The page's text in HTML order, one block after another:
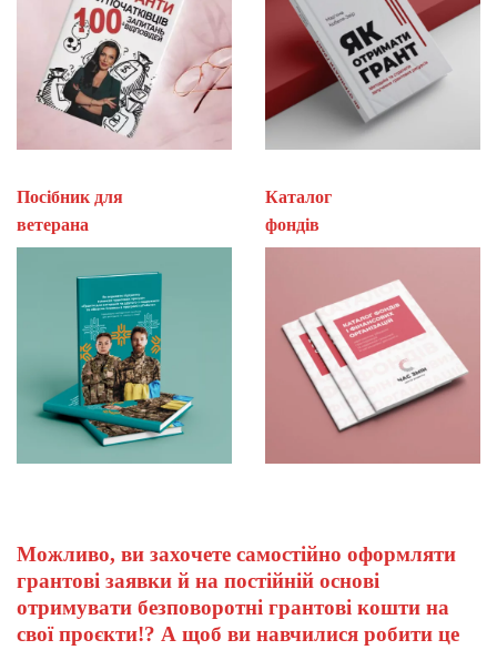
Посібник для
ветерана
Каталог
Можливо, ви захочете самостійно оформляти
грантові заявки й на постійній основі
отримувати безповоротні грантові кошти на
свої проєкти!? А щоб ви навчилися робити це